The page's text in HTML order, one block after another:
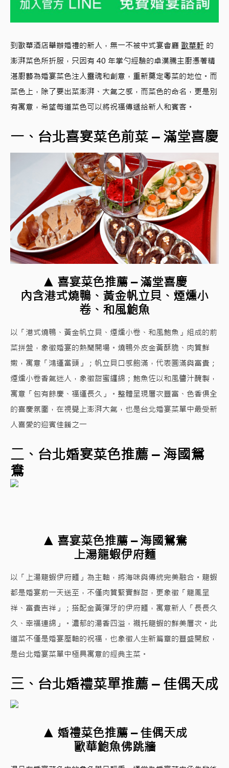
到歐華酒店舉辦婚禮的新人，無一不被中式宴會廳 歐華軒 的
澎湃菜色所折服，只因有 40 年掌勺經驗的卓漢騰主廚憑著精
湛廚藝為婚宴菜色注入靈魂和創意，重新奠定粵菜的地位。而
菜色上，除了要出菜澎湃、大氣之感，而菜色的命名，更是別
有寓意，希望每道菜色可以將祝福傳遞給新人和賓客。
一、台北喜宴菜色前菜 – 滿堂喜慶
▲ 喜宴菜色推薦 –滿堂喜慶
內含港式燒鴨、黃金帆立貝、煙燻小
卷、和風鮑魚
以「港式燒鴨、黃金帆立貝、煙燻小卷、和風鮑魚」組成的前
菜拼盤，象徵婚宴的熱鬧開場。燒鴨外皮金黃酥脆、肉質鮮
嫩，寓意「鴻運當頭」；帆立貝口感飽滿，代表圓滿與富貴；
煙燻小卷香氣迷人，象徵甜蜜纏綿；鮑魚佐以和風醬汁醃製，
寓意「包有餘慶、福運長久」。整體呈現層次豐富、色香俱全
的喜慶氛圍，在視覺上澎湃大氣，也是台北婚宴菜單中最受新
人喜愛的迎賓佳餚之一
二、台北婚宴菜色推薦 – 海國鴛
鴦
▲ 喜宴菜色推薦 – 海國鴛鴦
上湯龍蝦伊府麵
以「上湯龍蝦伊府麵」為主軸，將海味與傳統完美融合。龍蝦
都是婚宴前一天送至，不僅肉質緊實鮮甜，更象徵「龍鳳呈
祥、富貴吉祥」；搭配金黃彈牙的伊府麵，寓意新人「長長久
久、幸福連綿」。濃郁的湯香四溢，襯托龍蝦的鮮美層次。此
道菜不僅是婚宴壓軸的祝福，也象徵人生新篇章的豐盛開啟，
是台北婚宴菜單中極具寓意的經典主菜。
三、台北婚禮菜單推薦 – 佳偶天成
▲ 婚禮菜色推薦 – 佳偶天成
歐華鮑魚佛跳牆